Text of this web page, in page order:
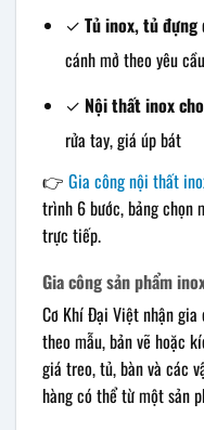
✓ Tủ inox, tủ đựng
cánh mở theo yêu cầu
✓ Nội thất inox
rửa tay, giá úp bát
👉 Gia công nội thất
trình 6 bước, bảng chọn
trực tiếp.
Gia công sản phẩm
Cơ Khí Đại Việt nhận gia
theo mẫu, bản vẽ hoặc
giá treo, tủ, bàn và các
hàng có thể từ một sản